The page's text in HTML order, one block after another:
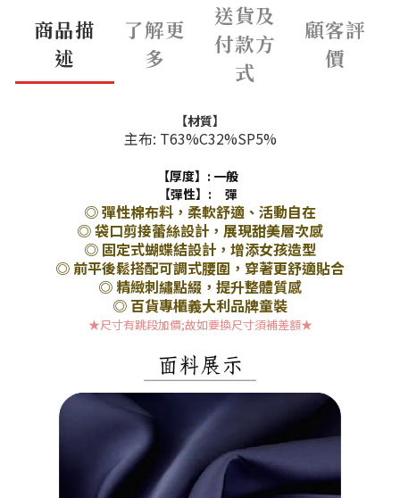
商品描
述
了解更
多
送貨及
付款方
式
顧客評
價
【材質】
主布: T63%C32%SP5%
【厚度】: 一般
【彈性】: 彈
◎ 彈性棉布料，柔軟舒適、活動自在
◎ 袋口剪接蕾絲設計，展現甜美層次感
◎ 固定式蝴蝶結設計，增添女孩造型
◎ 前平後鬆搭配可調式腰圍，穿著更舒適貼合
◎ 精緻刺繡點綴，提升整體質感
◎ 百貨專櫃義大利品牌童裝
★尺寸有跳段加價;故如要換尺寸須補差額★